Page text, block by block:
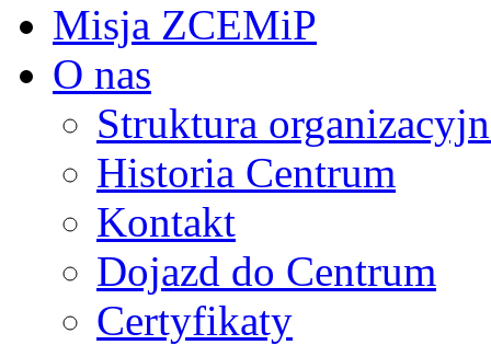
Misja ZCEMiP
O nas
Struktura
Historia Centrum
Kontakt
Dojazd do Centrum
Certyfikaty